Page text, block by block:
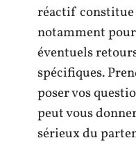
réactif constitue
notamment
éventuels
spécifiques.
poser vos
peut vous
sérieux du